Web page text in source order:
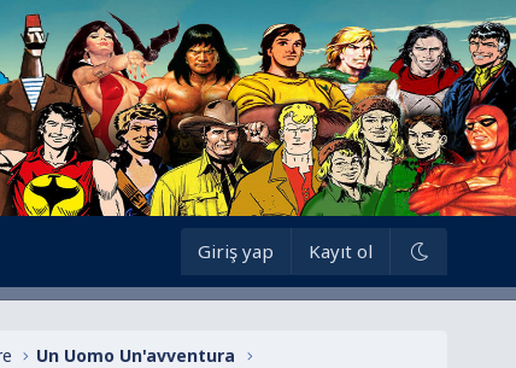
Giriş yap Kayıt ol
Un Uomo Un'avventura